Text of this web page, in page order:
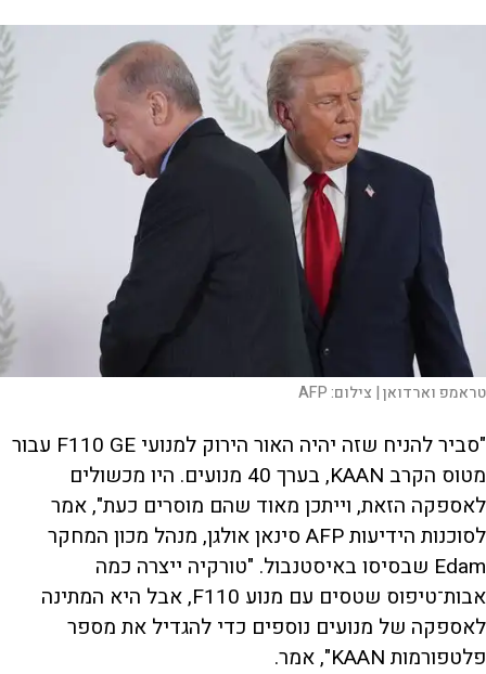
טראמפ וארדואן | צילום:AFP
"סביר להניח שזה יהיה האור הירוק למנועי F110 GE עבור
מטוס הקרב KAAN, בערך 40 מנועים. היו מכשולים
לאספקה הזאת, וייתכן מאוד שהם מוסרים כעת", אמר
לסוכנות הידיעות AFP סינאן אולגן, מנהל מכון המחקר
Edam שבסיסו באיסטנבול. "טורקיה ייצרה כמה
אבות־טיפוס שטסים עם מנוע F110, אבל היא המתינה
לאספקה של מנועים נוספים כדי להגדיל את מספר
פלטפורמות KAAN", אמר.